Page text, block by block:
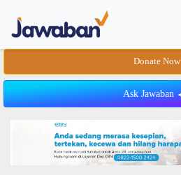
Donate Now
Ask Jawaban